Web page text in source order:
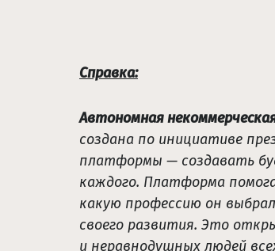
Справка:
Автономная
создана по инициативе
платформы — создавать
каждого. Платформа
какую профессию он
своего развития. Это
и неравнодушных людей